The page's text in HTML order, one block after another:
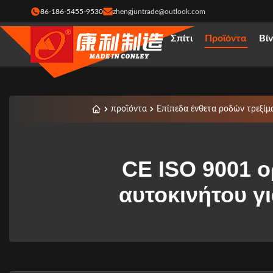
86-186-5455-9530 zhengjuntrade@outlook.com
Σπίτι Προϊόντα
προϊόντα Επίπεδα ένθετα ροδών
CE ISO 9001
αυτοκινήτου